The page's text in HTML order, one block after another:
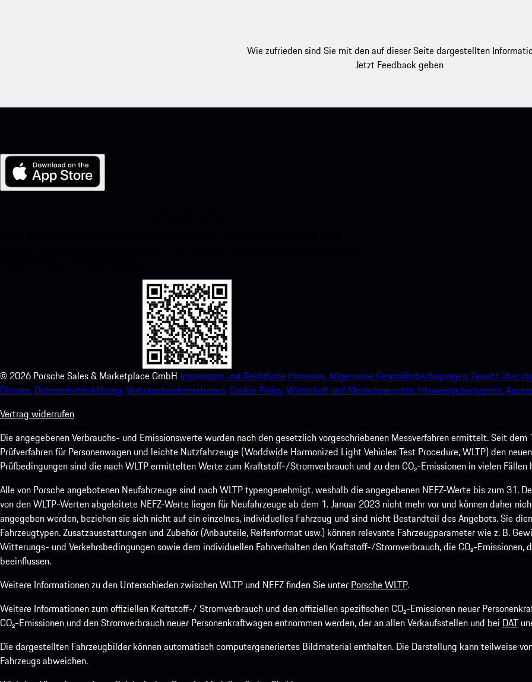
Wie zufrieden sind Sie mit den auf dieser Seite dargestellten
Jetzt Feedback geben
© 2026 Porsche Sales & Marketplace GmbH Impressum und Rechtliche Hinweise.Allgemeine Geschäftsbedingungen.Gesetz über
Dienste. Datenschutzerklärung.Verbrauchsinformationen.Cookie Policy.Wirtschaft und Menschenrechte. Hinweisgebersystem.
Vertrag widerrufen
Die angegebenen Verbrauchs- und Emissionswerte wurden nach den gesetzlich vorgeschriebenen Messverfahren ermittelt. Seit
Prüfverfahren für Personenwagen und leichte Nutzfahrzeuge (Worldwide Harmonized Light Vehicles Test Procedure, WLTP) den
Prüfbedingungen sind die nach WLTP ermittelten Werte zum Kraftstoff-/Stromverbrauch und zu den CO₂-Emissionen in vielen
Alle von Porsche angebotenen Neufahrzeuge sind nach WLTP typengenehmigt, weshalb die angegebenen NEFZ-Werte bis zum 31.
von den WLTP-Werten abgeleitete NEFZ-Werte liegen für Neufahrzeuge ab dem 1. Januar 2023 nicht mehr vor und können daher
angegeben werden, beziehen sie sich nicht auf ein einzelnes, individuelles Fahrzeug und sind nicht Bestandteil des Angebots. Sie
Fahrzeugtypen. Zusatzausstattungen und Zubehör (Anbauteile, Reifenformat usw.) können relevante Fahrzeugparameter wie z. B.
Witterungs- und Verkehrsbedingungen sowie dem individuellen Fahrverhalten den Kraftstoff-/Stromverbrauch, die CO₂-Emissionen,
beeinflussen.
Weitere Informationen zu den Unterschieden zwischen WLTP und NEFZ finden Sie unter Porsche WLTP.
Weitere Informationen zum offiziellen Kraftstoff-/ Stromverbrauch und den offiziellen spezifischen CO₂-Emissionen neuer
CO₂-Emissionen und den Stromverbrauch neuer Personenkraftwagen entnommen werden, der an allen Verkaufsstellen und bei DAT
Die dargestellten Fahrzeugbilder können automatisch computergeneriertes Bildmaterial enthalten. Die Darstellung kann teilweise
Fahrzeugs abweichen.